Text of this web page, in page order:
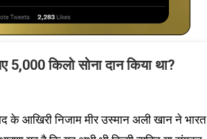
किलो सोना दान किया था?
के आखिरी निजाम मीर उस्मान अली खान ने भारत